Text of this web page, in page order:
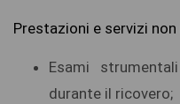
Prestazioni e servizi
Esami
durante il ricovero;